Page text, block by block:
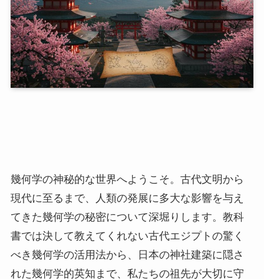
幾何学の神秘的な世界へようこそ。古代文明から
現代に至るまで、人類の発展に多大な影響を与え
てきた幾何学の秘密について深堀りします。教科
書では決して教えてくれない古代エジプトの驚く
べき幾何学の活用法から、日本の神社建築に隠さ
れた幾何学的英知まで、私たちの祖先が大切に守